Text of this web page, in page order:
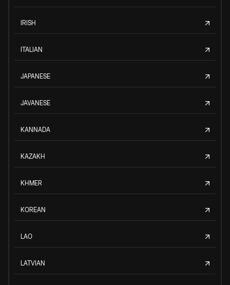
IRISH
ITALIAN
JAPANESE
JAVANESE
KANNADA
KAZAKH
KHMER
KOREAN
LAO
LATVIAN